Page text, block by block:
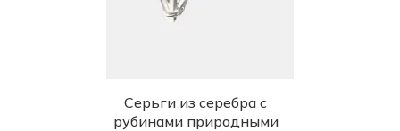
Серьги из серебра с
рубинами природными